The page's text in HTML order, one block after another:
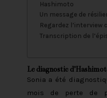
Hashimoto
Un message de
Regardez l’interview
Transcription de
Le diagnostic
Sonia a été
mois de perte de